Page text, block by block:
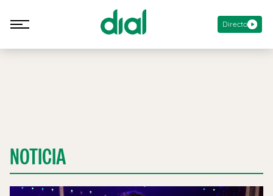
Directo
NOTICIA